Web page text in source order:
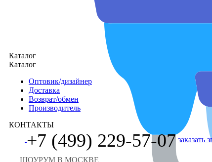
Каталог
Каталог
Оптовик/дизайнер
Доставка
Возврат/обмен
Производитель
КОНТАКТЫ
+7 (499) 229-57-07 заказать
ШОУРУМ В МОСКВЕ